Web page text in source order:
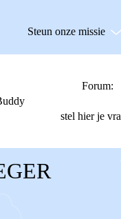
Steun onze missie
Forum:
stel hier je